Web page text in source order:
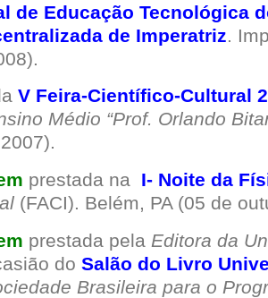
de Educação Tecnológica
de Imperatriz.
V Feira-Científico-Cultural
Médio “Prof. Orlando
prestada na I- Noite da
(FACI). Belém, PA (05 de
prestada pela Editora da
do Salão do Livro
Brasileira para o